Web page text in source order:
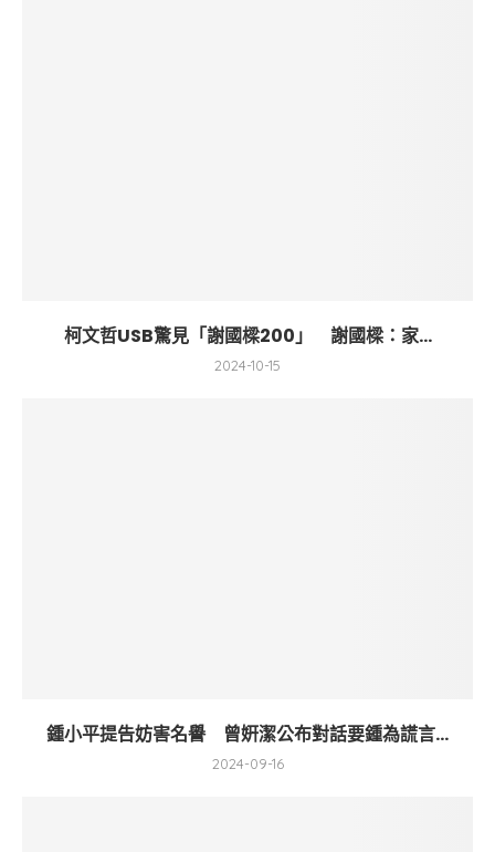
柯文哲USB驚見「謝國樑200」 謝國樑：家...
2024-10-15
鍾小平提告妨害名譽 曾姸潔公布對話要鍾為謊言...
2024-09-16